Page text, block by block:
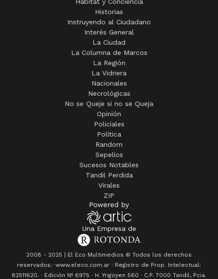
Historias
Instruyendo al Ciudadano
Interés General
La Ciudad
La Columna de Marcos
La Región
La Vidriera
Nacionales
Necrológicas
No se Queje si no se Queja
Opinión
Policiales
Política
Random
Sepelios
Sucesos Notables
Tandil Perdida
Virales
ZIP
Una Empresa de
2008 - 2025 | El Eco Multimedios © Todos los derechos
reservados.· www.eleco.com.ar · Registro de Prop. Intelectual:
82511620. · Edición Nº 6975 · H. Yrigoyen 560 · C.P. 7000 Tandil, Pcia.